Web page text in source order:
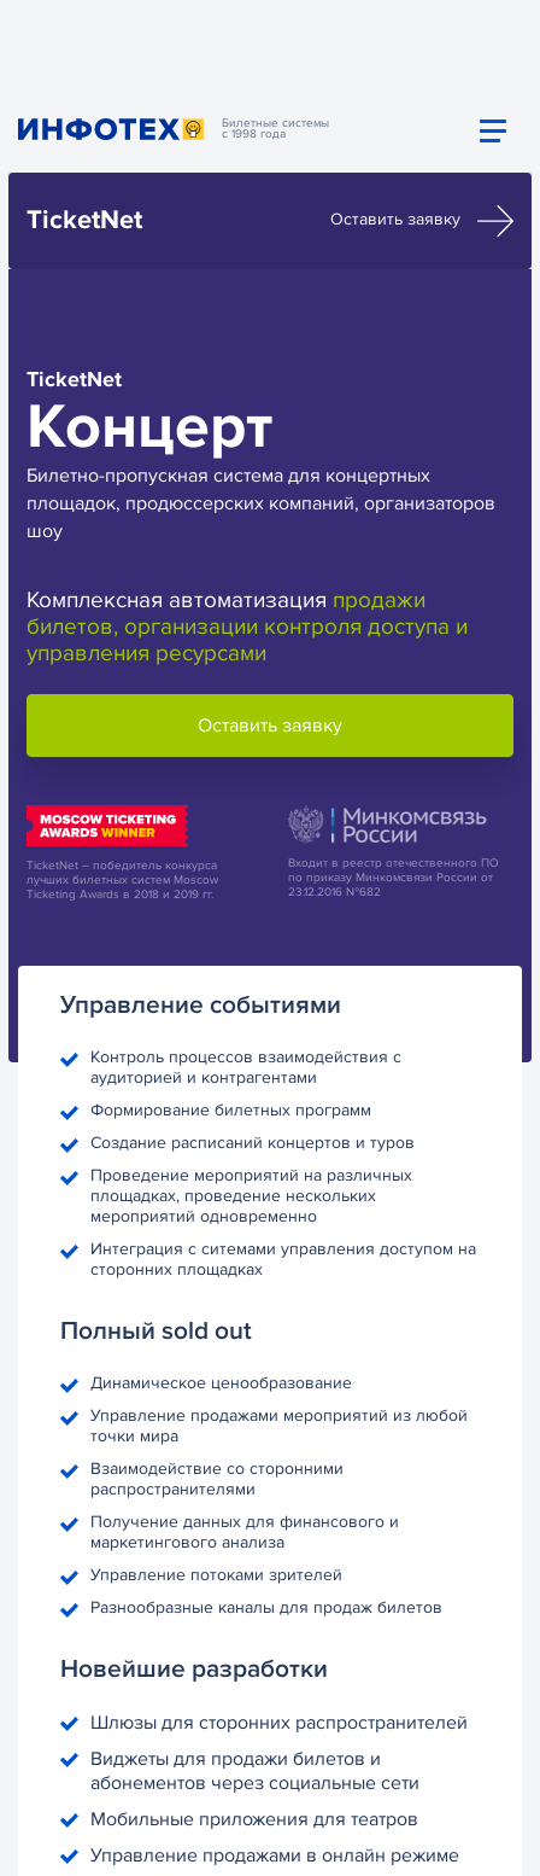
Билетные системы
с 1998 года
TicketNet Оставить заявку
TicketNet
Концерт
Билетно-пропускная система для концертных
площадок, продюссерских компаний, организаторов
шоу
Комплексная автоматизация продажи
билетов, организации контроля доступа и
управления ресурсами
Оставить заявку
TicketNet – победитель конкурса
лучших билетных систем Moscow
Ticketing Awards в 2018 и 2019 гг.
Входит в реестр отечественного ПО
по приказу Минкомсвязи России от
23.12.2016 №682
Управление событиями
Контроль процессов взаимодействия с
аудиторией и контрагентами
Формирование билетных программ
Создание расписаний концертов и туров
Проведение мероприятий на различных
площадках, проведение нескольких
мероприятий одновременно
Интеграция с ситемами управления доступом на
сторонних площадках
Полный sold out
Динамическое ценообразование
Управление продажами мероприятий из любой
точки мира
Взаимодействие со сторонними
распространителями
Получение данных для финансового и
маркетингового анализа
Управление потоками зрителей
Разнообразные каналы для продаж билетов
Новейшие разработки
Шлюзы для сторонних распространителей
Виджеты для продажи билетов и
абонементов через социальные сети
Мобильные приложения для театров
Управление продажами в онлайн режиме